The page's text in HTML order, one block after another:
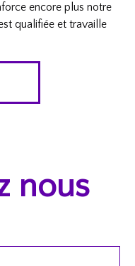
encore plus notre
qualifiée et travaille
nous